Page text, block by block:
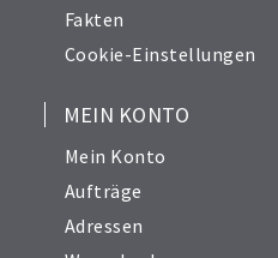
Fakten
Cookie-Einstellungen
MEIN KONTO
Mein Konto
Aufträge
Adressen